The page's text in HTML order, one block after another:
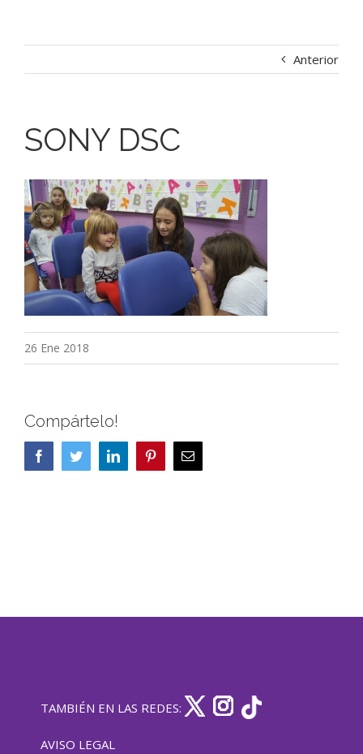
Anterior
SONY DSC
26 Ene 2018
Compártelo!
FacebookTwitterLinkedIn PinterestCorreo
electrónico
TAMBIÉN EN LAS REDES:
AVISO LEGAL